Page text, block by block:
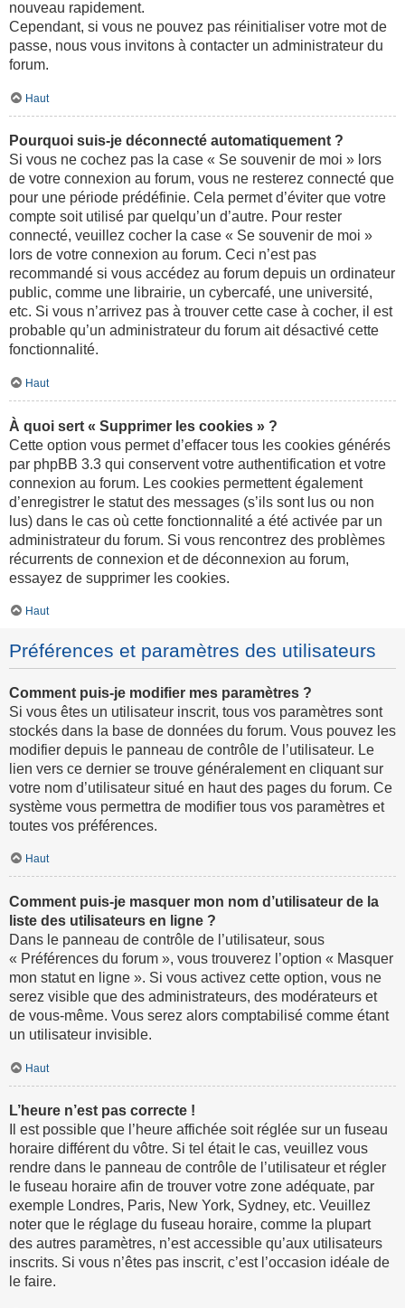
nouveau rapidement.
Cependant, si vous ne pouvez pas réinitialiser votre mot de
passe, nous vous invitons à contacter un administrateur du
forum.
Haut
Pourquoi suis-je déconnecté automatiquement ?
Si vous ne cochez pas la case « Se souvenir de moi » lors
de votre connexion au forum, vous ne resterez connecté que
pour une période prédéfinie. Cela permet d’éviter que votre
compte soit utilisé par quelqu’un d’autre. Pour rester
connecté, veuillez cocher la case « Se souvenir de moi »
lors de votre connexion au forum. Ceci n’est pas
recommandé si vous accédez au forum depuis un ordinateur
public, comme une librairie, un cybercafé, une université,
etc. Si vous n’arrivez pas à trouver cette case à cocher, il est
probable qu’un administrateur du forum ait désactivé cette
fonctionnalité.
Haut
À quoi sert « Supprimer les cookies » ?
Cette option vous permet d’effacer tous les cookies générés
par phpBB 3.3 qui conservent votre authentification et votre
connexion au forum. Les cookies permettent également
d’enregistrer le statut des messages (s’ils sont lus ou non
lus) dans le cas où cette fonctionnalité a été activée par un
administrateur du forum. Si vous rencontrez des problèmes
récurrents de connexion et de déconnexion au forum,
essayez de supprimer les cookies.
Haut
Préférences et paramètres des utilisateurs
Comment puis-je modifier mes paramètres ?
Si vous êtes un utilisateur inscrit, tous vos paramètres sont
stockés dans la base de données du forum. Vous pouvez les
modifier depuis le panneau de contrôle de l’utilisateur. Le
lien vers ce dernier se trouve généralement en cliquant sur
votre nom d’utilisateur situé en haut des pages du forum. Ce
système vous permettra de modifier tous vos paramètres et
toutes vos préférences.
Haut
Comment puis-je masquer mon nom d’utilisateur de la
liste des utilisateurs en ligne ?
Dans le panneau de contrôle de l’utilisateur, sous
« Préférences du forum », vous trouverez l’option « Masquer
mon statut en ligne ». Si vous activez cette option, vous ne
serez visible que des administrateurs, des modérateurs et
de vous-même. Vous serez alors comptabilisé comme étant
un utilisateur invisible.
Haut
L’heure n’est pas correcte !
Il est possible que l’heure affichée soit réglée sur un fuseau
horaire différent du vôtre. Si tel était le cas, veuillez vous
rendre dans le panneau de contrôle de l’utilisateur et régler
le fuseau horaire afin de trouver votre zone adéquate, par
exemple Londres, Paris, New York, Sydney, etc. Veuillez
noter que le réglage du fuseau horaire, comme la plupart
des autres paramètres, n’est accessible qu’aux utilisateurs
inscrits. Si vous n’êtes pas inscrit, c’est l’occasion idéale de
le faire.